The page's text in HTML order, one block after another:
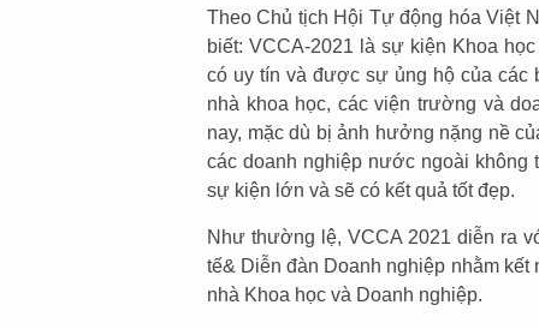
Theo Chủ tịch Hội Tự động hóa Việt
biết: VCCA-2021 là sự kiện Khoa
có uy tín và được sự ủng hộ của các
nhà khoa học, các viện trường và
nay, mặc dù bị ảnh hưởng nặng nề
các doanh nghiệp nước ngoài
sự kiện lớn và sẽ có kết quả tốt đẹp.
Như thường lệ, VCCA 2021 diễn ra
tế& Diễn đàn Doanh nghiệp nhằm
nhà Khoa học và Doanh nghiệp.